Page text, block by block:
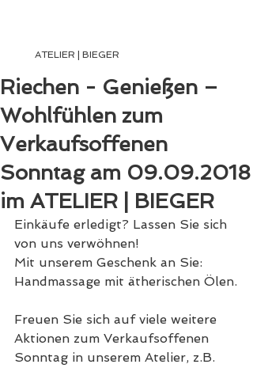
Riechen - Genießen –
Wohlfühlen zum
Verkaufsoffenen
Sonntag am 09.09.2018
im ATELIER | BIEGER
ATELIER | BIEGER
Einkäufe erledigt? Lassen Sie sich
von uns verwöhnen!
Mit unserem Geschenk an Sie:
Handmassage mit ätherischen Ölen.
Freuen Sie sich auf viele weitere
Aktionen zum Verkaufsoffenen
Sonntag in unserem Atelier, z.B.